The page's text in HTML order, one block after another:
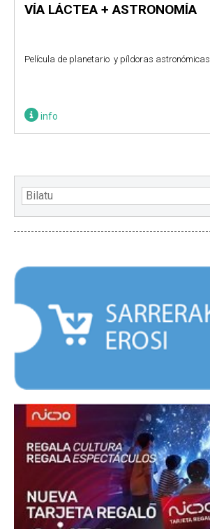
VÍA LÁCTEA + ASTRONOMÍA
Película de planetario y píldoras astronómicas.
info